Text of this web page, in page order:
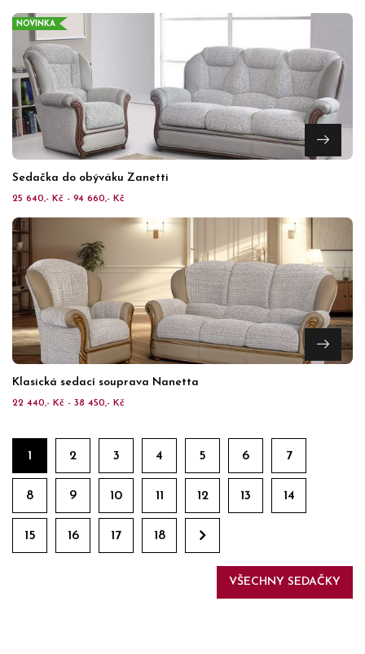
NOVINKA
Sedačka do obýváku Zanetti
25 640,- Kč - 94 660,- Kč
Klasická sedací souprava Nanetta
22 440,- Kč - 38 450,- Kč
1 2 3 4 5 6 7
8 9 10 11 12 13 14
15 16 17 18
VŠECHNY SEDAČKY